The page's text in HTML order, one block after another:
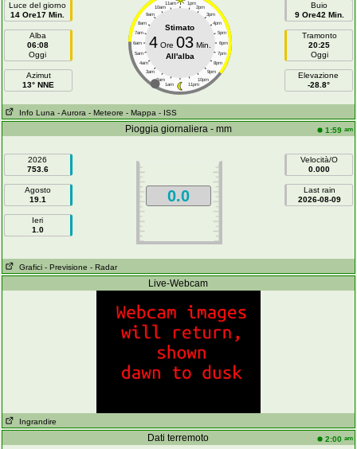
Luce del giorno
14 Ore17 Min.
Alba
06:08
Oggi
Azimut
13° NNE
11am 1pm
10am 2pm
9am 3pm
8am 4pm
7am 5pm
6am 6pm
5am 7pm
4am 8pm
3am 9pm
2am 10pm
1am 11pm
Stimato
4Ore 03Min.
All'alba
Buio
9 Ore42 Min.
Tramonto
20:25
Oggi
Elevazione
-28.8°
Info Luna - Aurora - Meteore - Mappa - ISS
Pioggia giornaliera - mm 1:59 am
2026
753.6
Agosto
19.1
Ieri
1.0
0.0
Velocità/O
0.000
Last rain
2026-08-09
Grafici - Previsione - Radar
Live-Webcam
Ingrandire
Dati terremoto 2:00 am